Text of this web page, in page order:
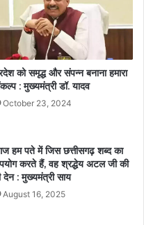
को समृद्ध और संपन्न बनाना हमारा
: मुख्यमंत्री डॉ. यादव
October 23, 2024
हम पते में जिस छत्तीसगढ़ शब्द का
करते हैं, वह श्रद्धेय अटल जी की
देन : मुख्यमंत्री साय
August 16, 2025